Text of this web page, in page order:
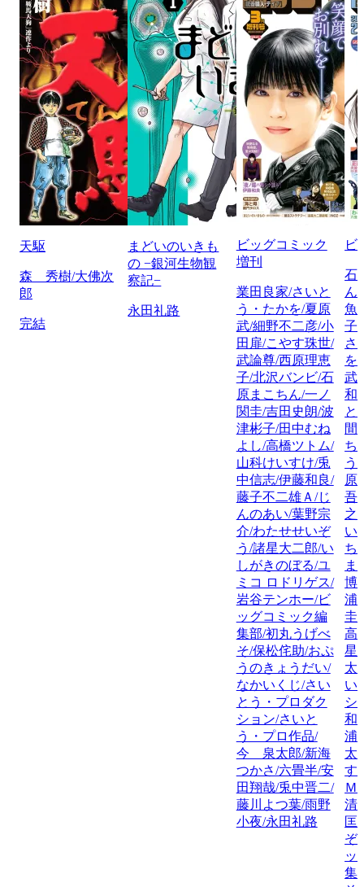
天駆
森 秀樹/大佛次
郎
完結
まどいのいきも
の −銀河生物観
察記−
永田礼路
ビッグコミック
増刊
業田良家/さいと
う・たかを/夏原
武/細野不二彦/小
田扉/こやす珠世/
武論尊/西原理恵
子/北沢バンビ/石
原まこちん/一ノ
関圭/吉田史朗/波
津彬子/田中むね
よし/高橋ツトム/
山科けいすけ/兎
中信志/伊藤和良/
藤子不二雄Ａ/じ
んのあい/葉野宗
介/わたせせいぞ
う/諸星大二郎/い
しがきのぼる/ユ
ミコ ロドリゲス/
岩谷テンホー/ビ
ッグコミック編
集部/初丸うげべ
そ/保松侘助/おぷ
うのきょうだい/
なかいくじ/さい
とう・プロダク
ション/さいと
う・プロ作品/
今 泉太郎/新海
つかさ/六畳半/安
田翔哉/兎中晋二/
藤川よつ葉/雨野
小夜/永田礼路
ビ
石
ん
魚
子
さ
を
武/
和
と
間
ち
う
原
吾/
之
い
ち
ま
博/
浦
圭/
高
星/
太
い
シ
和
浦
太
す
Ｍ
清
匡
ぞ
ッ
集